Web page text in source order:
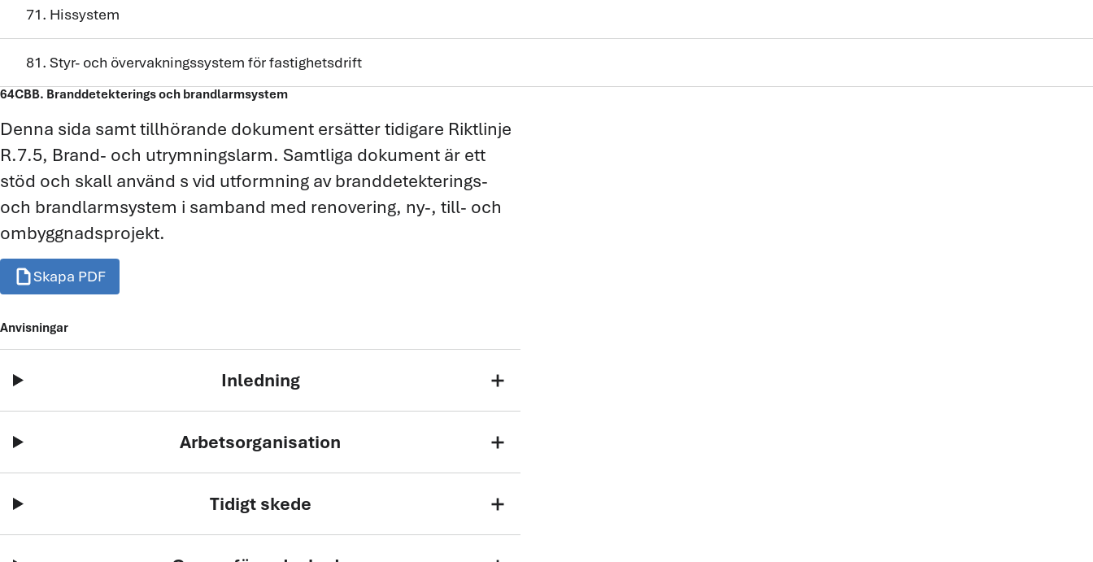
71. Hissystem
81. Styr- och övervakningssystem för fastighetsdrift
64CBB. Branddetekterings och brandlarmsystem
Denna sida samt tillhörande dokument ersätter tidigare Riktlinje
R.7.5, Brand- och utrymningslarm. Samtliga dokument är ett
stöd och skall använd s vid utformning av branddetekterings-
och brandlarmsystem i samband med renovering, ny-, till- och
ombyggnadsprojekt.
draftSkapa PDF
Anvisningar
Inledning add
Arbetsorganisation add
Tidigt skede add